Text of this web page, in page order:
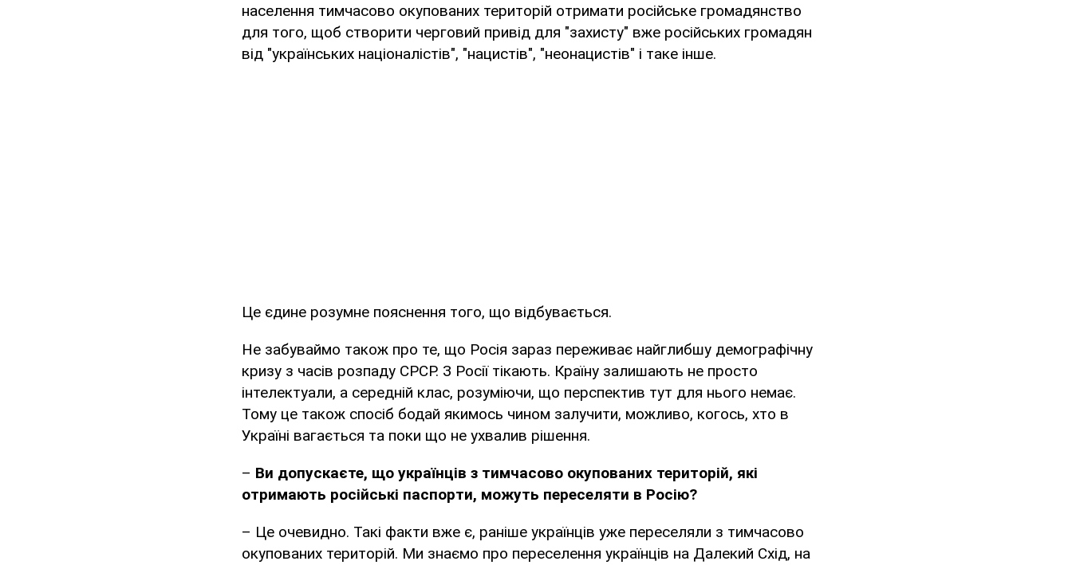
населення тимчасово окупованих територій отримати російське громадянство
для того, щоб створити черговий привід для "захисту" вже російських громадян
від "українських націоналістів", "нацистів", "неонацистів" і таке інше.
Це єдине розумне пояснення того, що відбувається.
Не забуваймо також про те, що Росія зараз переживає найглибшу демографічну
кризу з часів розпаду СРСР. З Росії тікають. Країну залишають не просто
інтелектуали, а середній клас, розуміючи, що перспектив тут для нього немає.
Тому це також спосіб бодай якимось чином залучити, можливо, когось, хто в
Україні вагається та поки що не ухвалив рішення.
– Ви допускаєте, що українців з тимчасово окупованих територій, які
отримають російські паспорти, можуть переселяти в Росію?
– Це очевидно. Такі факти вже є, раніше українців уже переселяли з тимчасово
окупованих територій. Ми знаємо про переселення українців на Далекий Схід, на